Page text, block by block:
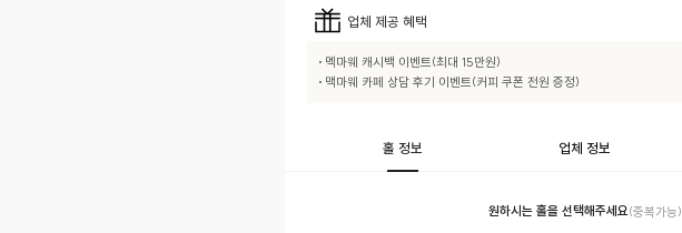
업체 제공 혜택
• 멕마웨 캐시백 이벤트(최대 15만원)
• 맥마웨 카페 상담 후기 이벤트(커피 쿠폰 전원 증정)
홀 정보 업체 정보
원하시는 홀을 선택해주세요(중복가능)